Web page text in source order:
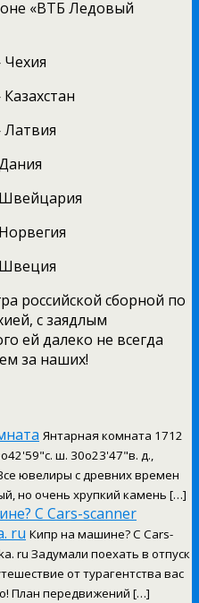
«ВТБ Ледовый
Чехия
Латвия
Швейцария
Швеция
российской сборной по
с заядлым
ей далеко не всегда
за наших!
Янтарная комната 1712
ш. 30o23'47"в. д.,
ювелиры с древних времен
но очень хрупкий камень […]
С Cars-scanner
ru Кипр на машине? С Cars-
ru Задумали поехать в отпуск
от турагентства вас
План передвижений […]